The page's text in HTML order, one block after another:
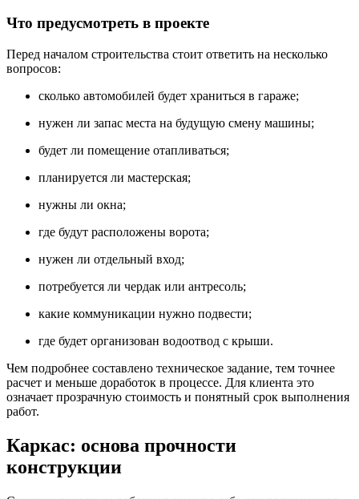
Что предусмотреть в проекте
Перед началом строительства стоит ответить на несколько
вопросов:
сколько автомобилей будет храниться в гараже;
нужен ли запас места на будущую смену машины;
будет ли помещение отапливаться;
планируется ли мастерская;
нужны ли окна;
где будут расположены ворота;
нужен ли отдельный вход;
потребуется ли чердак или антресоль;
какие коммуникации нужно подвести;
где будет организован водоотвод с крыши.
Чем подробнее составлено техническое задание, тем точнее
расчет и меньше доработок в процессе. Для клиента это
означает прозрачную стоимость и понятный срок выполнения
работ.
Каркас: основа прочности
конструкции